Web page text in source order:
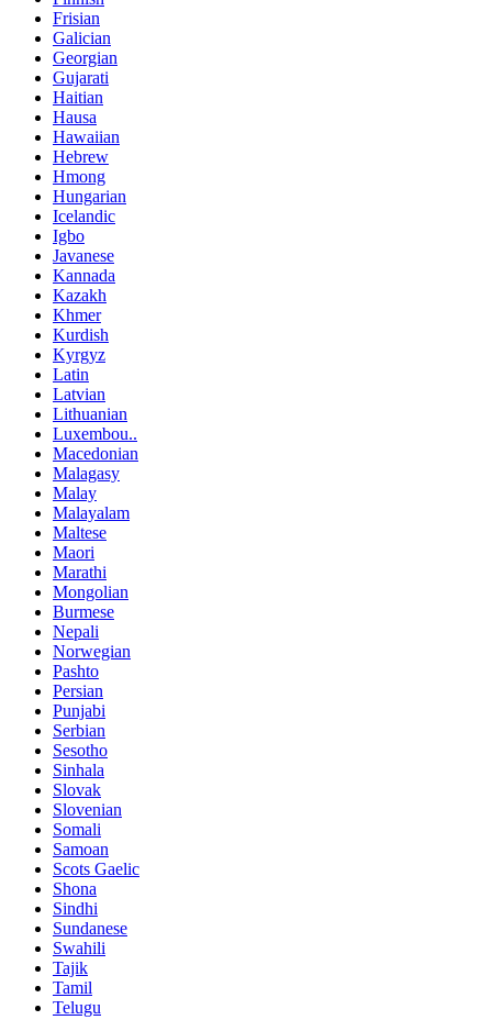
Frisian
Galician
Georgian
Gujarati
Haitian
Hausa
Hawaiian
Hebrew
Hmong
Hungarian
Icelandic
Igbo
Javanese
Kannada
Kazakh
Khmer
Kurdish
Kyrgyz
Latin
Latvian
Lithuanian
Luxembou..
Macedonian
Malagasy
Malay
Malayalam
Maltese
Maori
Marathi
Mongolian
Burmese
Nepali
Norwegian
Pashto
Persian
Punjabi
Serbian
Sesotho
Sinhala
Slovak
Slovenian
Somali
Samoan
Scots Gaelic
Shona
Sindhi
Sundanese
Swahili
Tajik
Tamil
Telugu